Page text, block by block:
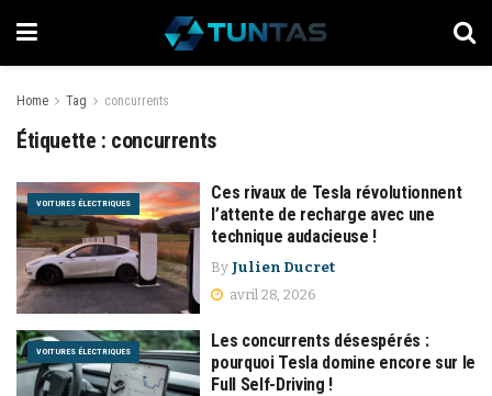
Home Tag concurrents
Étiquette : concurrents
VOITURES ÉLECTRIQUES
Ces rivaux de Tesla révolutionnent
l’attente de recharge avec une
technique audacieuse !
By Julien Ducret
avril 28, 2026
VOITURES ÉLECTRIQUES
Les concurrents désespérés :
pourquoi Tesla domine encore sur le
Full Self-Driving !